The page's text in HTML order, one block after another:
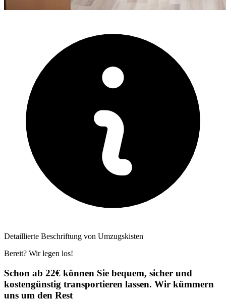
Detaillierte Beschriftung von Umzugskisten
Bereit? Wir legen los!
Schon ab 22€ können Sie bequem, sicher und
kostengünstig transportieren lassen. Wir kümmern
uns um den Rest